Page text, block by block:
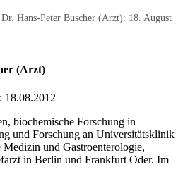
Hans-Peter Buscher (Arzt): 18. August
(Arzt)
18.08.2012
biochemische Forschung in
und Forschung an Universitätsklinik
und Gastroenterologie,
in Berlin und Frankfurt Oder. Im